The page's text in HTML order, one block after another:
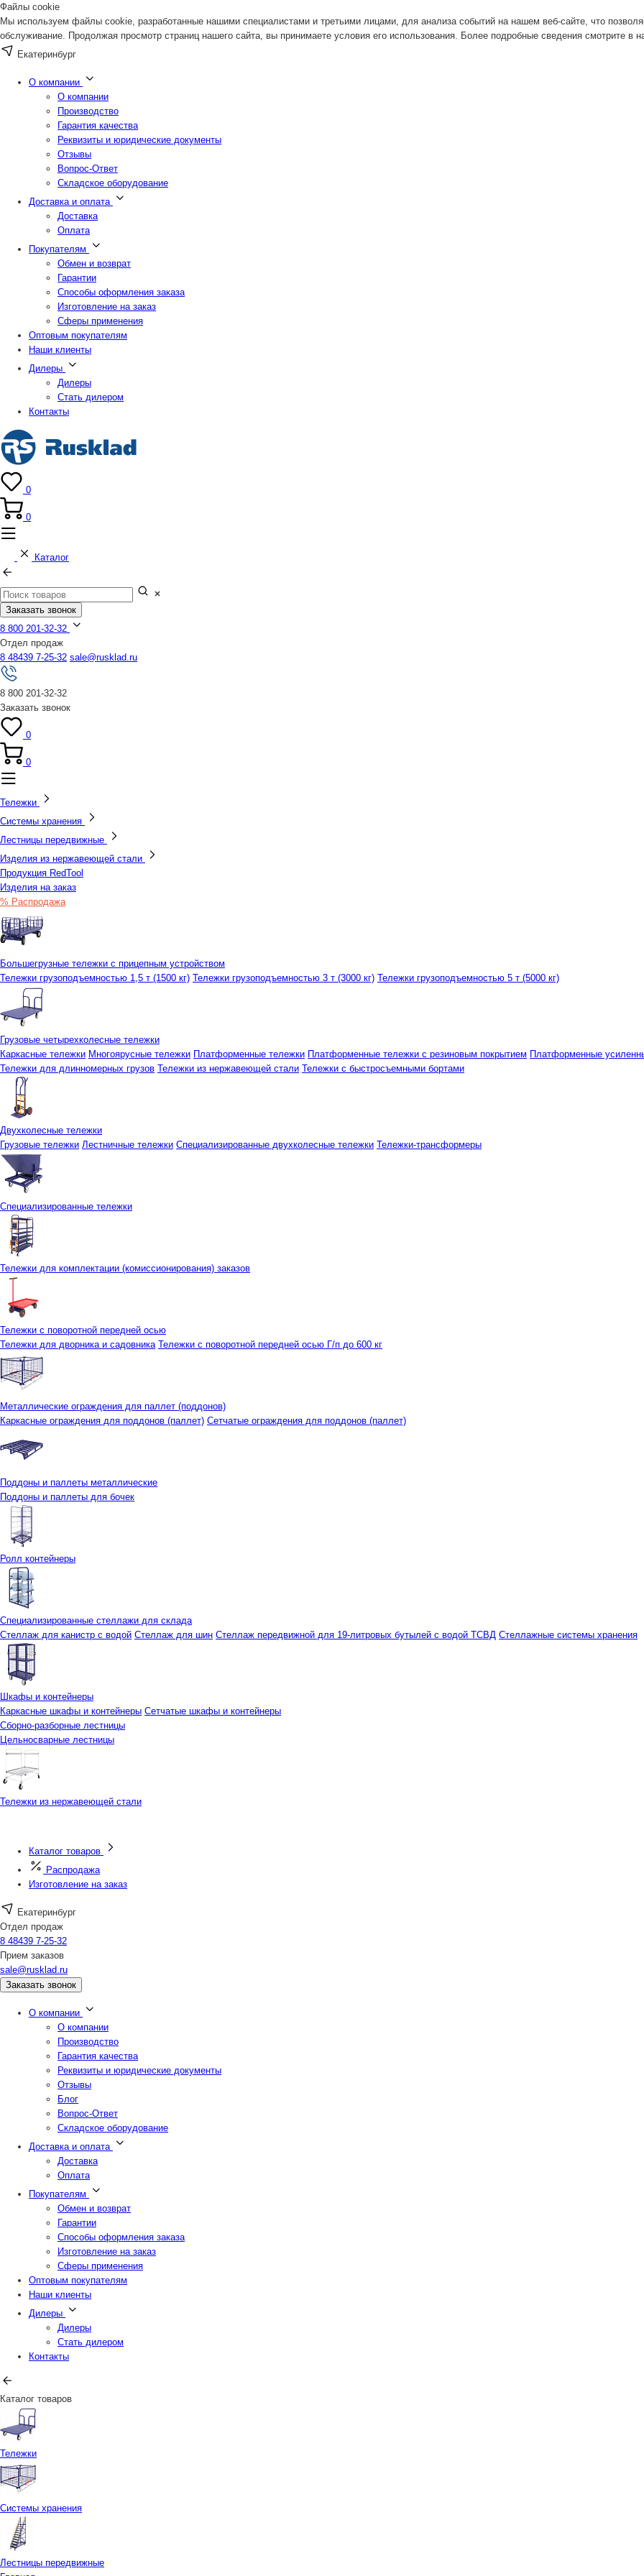
Файлы cookie
Мы используем файлы cookie, разработанные нашими специалистами и третьими лицами, для анализа событий на нашем веб-сайте, что
обслуживание. Продолжая просмотр страниц нашего сайта, вы принимаете условия его использования. Более подробные сведения смотрите в
Екатеринбург
О компании
О компании
Производство
Гарантия качества
Реквизиты и юридические документы
Отзывы
Вопрос-Ответ
Складское оборудование
Доставка и оплата
Доставка
Оплата
Покупателям
Обмен и возврат
Гарантии
Способы оформления заказа
Изготовление на заказ
Сферы применения
Оптовым покупателям
Наши клиенты
Дилеры
Дилеры
Стать дилером
Контакты
0
0
Каталог
Заказать звонок
8 800 201-32-32
Отдел продаж
8 48439 7-25-32 sale@rusklad.ru
8 800 201-32-32
Заказать звонок
0
0
Тележки
Системы хранения
Лестницы передвижные
Изделия из нержавеющей стали
Продукция RedTool
Изделия на заказ
% Распродажа
Большегрузные тележки с прицепным устройством
Тележки грузоподъемностью 1,5 т (1500 кг) Тележки грузоподъемностью 3 т (3000 кг) Тележки грузоподъемностью 5 т (5000 кг)
Грузовые четырехколесные тележки
Каркасные тележки Многоярусные тележки Платформенные тележки Платформенные тележки с резиновым покрытием Платформенные
Тележки для длинномерных грузов Тележки из нержавеющей стали Тележки с быстросъемными бортами
Двухколесные тележки
Грузовые тележки Лестничные тележки Специализированные двухколесные тележки Тележки-трансформеры
Специализированные тележки
Тележки для комплектации (комиссионирования) заказов
Тележки с поворотной передней осью
Тележки для дворника и садовника Тележки с поворотной передней осью Г/п до 600 кг
Металлические ограждения для паллет (поддонов)
Каркасные ограждения для поддонов (паллет) Сетчатые ограждения для поддонов (паллет)
Поддоны и паллеты металлические
Поддоны и паллеты для бочек
Ролл контейнеры
Специализированные стеллажи для склада
Стеллаж для канистр с водой Стеллаж для шин Стеллаж передвижной для 19-литровых бутылей с водой ТСВД Стеллажные системы хранения
Шкафы и контейнеры
Каркасные шкафы и контейнеры Сетчатые шкафы и контейнеры
Сборно-разборные лестницы
Цельносварные лестницы
Тележки из нержавеющей стали
Каталог товаров
Распродажа
Изготовление на заказ
Екатеринбург
Отдел продаж
8 48439 7-25-32
Прием заказов
sale@rusklad.ru
Заказать звонок
О компании
О компании
Производство
Гарантия качества
Реквизиты и юридические документы
Отзывы
Блог
Вопрос-Ответ
Складское оборудование
Доставка и оплата
Доставка
Оплата
Покупателям
Обмен и возврат
Гарантии
Способы оформления заказа
Изготовление на заказ
Сферы применения
Оптовым покупателям
Наши клиенты
Дилеры
Дилеры
Стать дилером
Контакты
Каталог товаров
Тележки
Системы хранения
Лестницы передвижные